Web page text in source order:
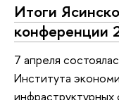
Итоги
конференции
7 апреля
Института
инфраструктурных